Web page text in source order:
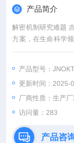
产品简介
解密机制研究难题
方案，在生命科学
然而，从创新课题
困难、成果转化乏
研平台与十年深耕
为科研工作者提供
产品型号：
更新时间：2025-
厂商性质：生产厂
访问量：283
产品咨